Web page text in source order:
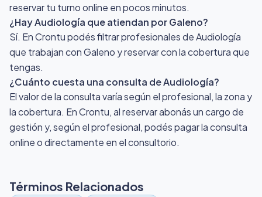
reservar tu turno online en pocos minutos.
¿Hay Audiología que atiendan por Galeno?
Sí. En Crontu podés filtrar profesionales de Audiología
que trabajan con Galeno y reservar con la cobertura que
tengas.
¿Cuánto cuesta una consulta de Audiología?
El valor de la consulta varía según el profesional, la zona y
la cobertura. En Crontu, al reservar abonás un cargo de
gestión y, según el profesional, podés pagar la consulta
online o directamente en el consultorio.
Términos Relacionados